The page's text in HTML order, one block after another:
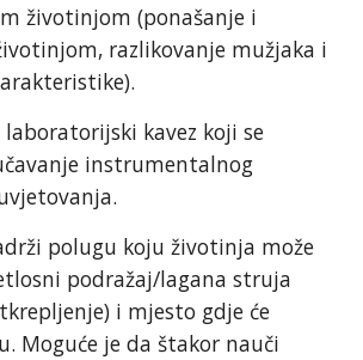
životinjom (ponašanje i
razlikovanje mužjaka i
laboratorijski kavez koji se
instrumentalnog
polugu koju životinja može
podražaj/lagana struja
i mjesto gdje će
Moguće je da štakor nauči